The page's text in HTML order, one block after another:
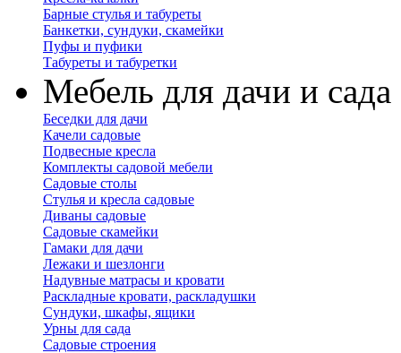
Барные стулья и табуреты
Банкетки, сундуки, скамейки
Пуфы и пуфики
Табуреты и табуретки
Мебель для дачи и сада
Беседки для дачи
Качели садовые
Подвесные кресла
Комплекты садовой мебели
Садовые столы
Стулья и кресла садовые
Диваны садовые
Садовые скамейки
Гамаки для дачи
Лежаки и шезлонги
Надувные матрасы и кровати
Раскладные кровати, раскладушки
Сундуки, шкафы, ящики
Урны для сада
Садовые строения